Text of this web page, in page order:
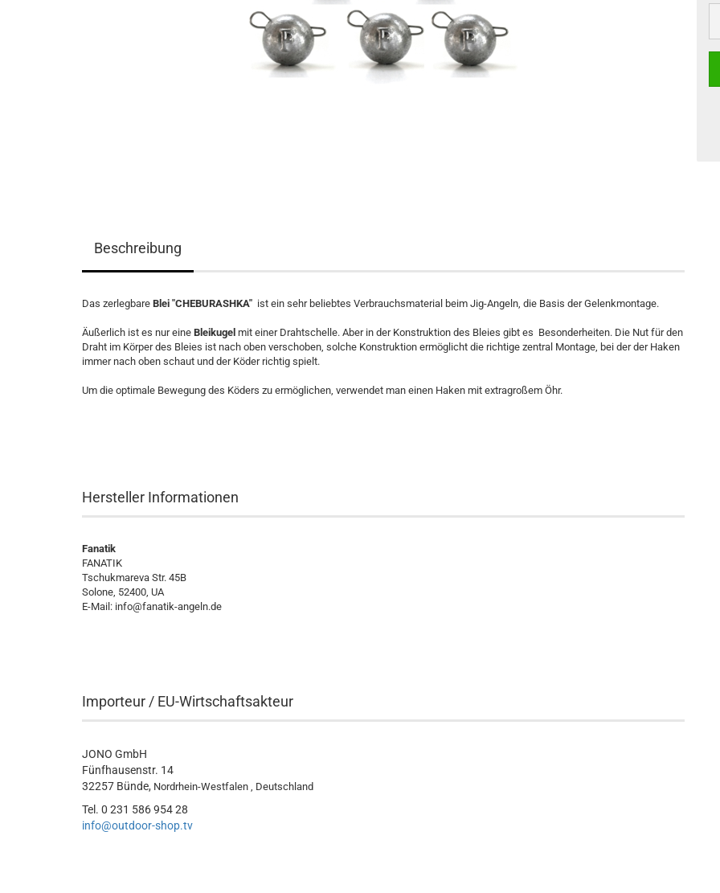
Beschreibung
Das zerlegbare Blei "CHEBURASHKA" ist ein sehr beliebtes Verbrauchsmaterial beim Jig-Angeln, die Basis der Gelenkmontage.
Äußerlich ist es nur eine Bleikugel mit einer Drahtschelle. Aber in der Konstruktion des Bleies gibt es Besonderheiten. Die Nut für den
Draht im Körper des Bleies ist nach oben verschoben, solche Konstruktion ermöglicht die richtige zentral Montage, bei der der Haken
immer nach oben schaut und der Köder richtig spielt.
Um die optimale Bewegung des Köders zu ermöglichen, verwendet man einen Haken mit extragroßem Öhr.
Hersteller Informationen
Fanatik
FANATIK
Tschukmareva Str. 45B
Solone, 52400, UA
E-Mail: info@fanatik-angeln.de
Importeur / EU-Wirtschaftsakteur
JONO GmbH
Fünfhausenstr. 14
32257 Bünde, Nordrhein-Westfalen , Deutschland
Tel. 0 231 586 954 28
info@outdoor-shop.tv